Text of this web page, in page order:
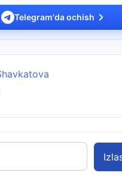
Telegram'da ochish